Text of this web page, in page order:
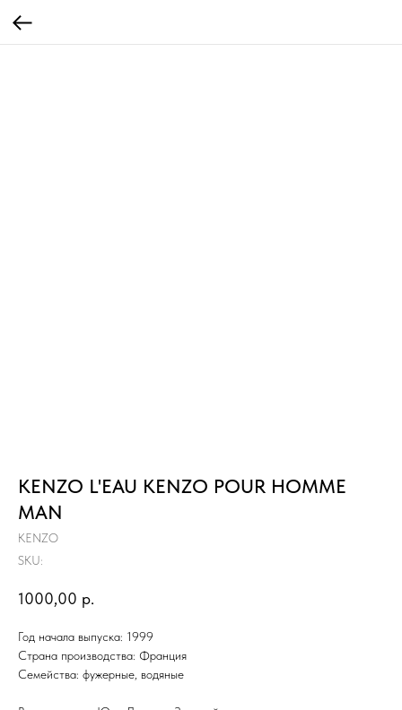
KENZO L'EAU KENZO POUR HOMME
MAN
KENZO
SKU:
1000,00 р.
Год начала выпуска: 1999
Страна производства: Франция
Семейства: фужерные, водяные